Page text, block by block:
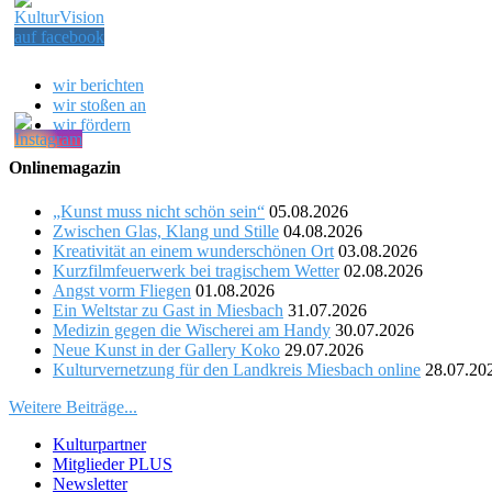
wir berichten
wir stoßen an
wir fördern
Onlinemagazin
„Kunst muss nicht schön sein“ 05.08.2026
Zwischen Glas, Klang und Stille 04.08.2026
Kreativität an einem wunderschönen Ort 03.08.2026
Kurzfilmfeuerwerk bei tragischem Wetter 02.08.2026
Angst vorm Fliegen 01.08.2026
Ein Weltstar zu Gast in Miesbach 31.07.2026
Medizin gegen die Wischerei am Handy 30.07.2026
Neue Kunst in der Gallery Koko 29.07.2026
Kulturvernetzung für den Landkreis Miesbach online
Weitere Beiträge...
Kulturpartner
Mitglieder PLUS
Newsletter